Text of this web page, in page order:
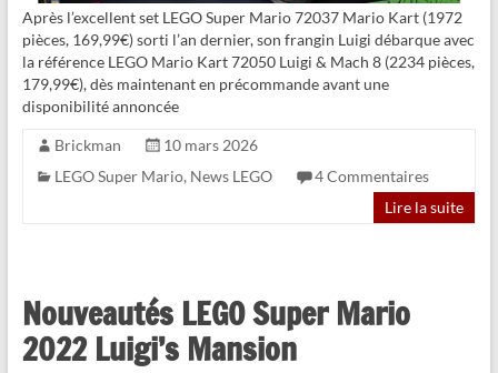
Après l’excellent set LEGO Super Mario 72037 Mario Kart (1972
pièces, 169,99€) sorti l’an dernier, son frangin Luigi débarque avec
la référence LEGO Mario Kart 72050 Luigi & Mach 8 (2234 pièces,
179,99€), dès maintenant en précommande avant une
disponibilité annoncée
Brickman
10 mars 2026
LEGO Super Mario, News LEGO
4 Commentaires
Lire la suite
Nouveautés LEGO Super Mario
2022 Luigi’s Mansion